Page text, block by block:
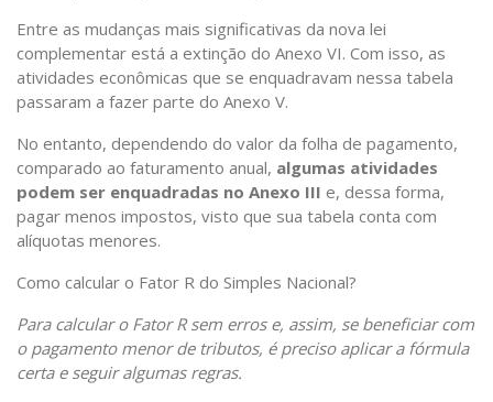
Entre as mudanças mais significativas da nova lei
complementar está a extinção do Anexo VI. Com isso, as
atividades econômicas que se enquadravam nessa tabela
passaram a fazer parte do Anexo V.
No entanto, dependendo do valor da folha de pagamento,
comparado ao faturamento anual, algumas atividades
podem ser enquadradas no Anexo III e, dessa forma,
pagar menos impostos, visto que sua tabela conta com
alíquotas menores.
Como calcular o Fator R do Simples Nacional?
Para calcular o Fator Rsem erros e, assim, se beneficiar com
o pagamento menor de tributos, é preciso aplicar a fórmula
certa e seguir algumas regras.